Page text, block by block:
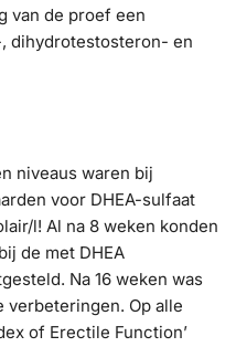
van de proef een
dihydrotestosteron- en
niveaus waren bij
voor DHEA-sulfaat
l! Al na 8 weken konden
de met DHEA
Na 16 weken was
Op alle
of Erectile Function’